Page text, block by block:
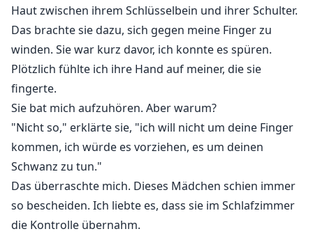
Haut zwischen ihrem Schlüsselbein und ihrer Schulter.
Das brachte sie dazu, sich gegen meine Finger zu
winden. Sie war kurz davor, ich konnte es spüren.
Plötzlich fühlte ich ihre Hand auf meiner, die sie
fingerte.
Sie bat mich aufzuhören. Aber warum?
"Nicht so," erklärte sie, "ich will nicht um deine Finger
kommen, ich würde es vorziehen, es um deinen
Schwanz zu tun."
Das überraschte mich. Dieses Mädchen schien immer
so bescheiden. Ich liebte es, dass sie im Schlafzimmer
die Kontrolle übernahm.